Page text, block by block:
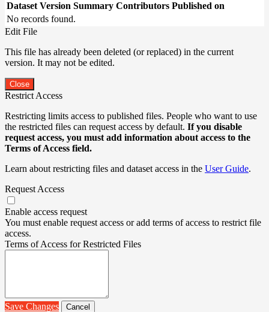
Dataset Version Summary Contributors Published on
No records found.
Edit File
This file has already been deleted (or replaced) in the current
version. It may not be edited.
Close
Restrict Access
Restricting limits access to published files. People who want to use
the restricted files can request access by default. If you disable
request access, you must add information about access to the
Terms of Access field.
Learn about restricting files and dataset access in the User Guide.
Request Access
Enable access request
You must enable request access or add terms of access to restrict file
access.
Terms of Access for Restricted Files
Save Changes Cancel